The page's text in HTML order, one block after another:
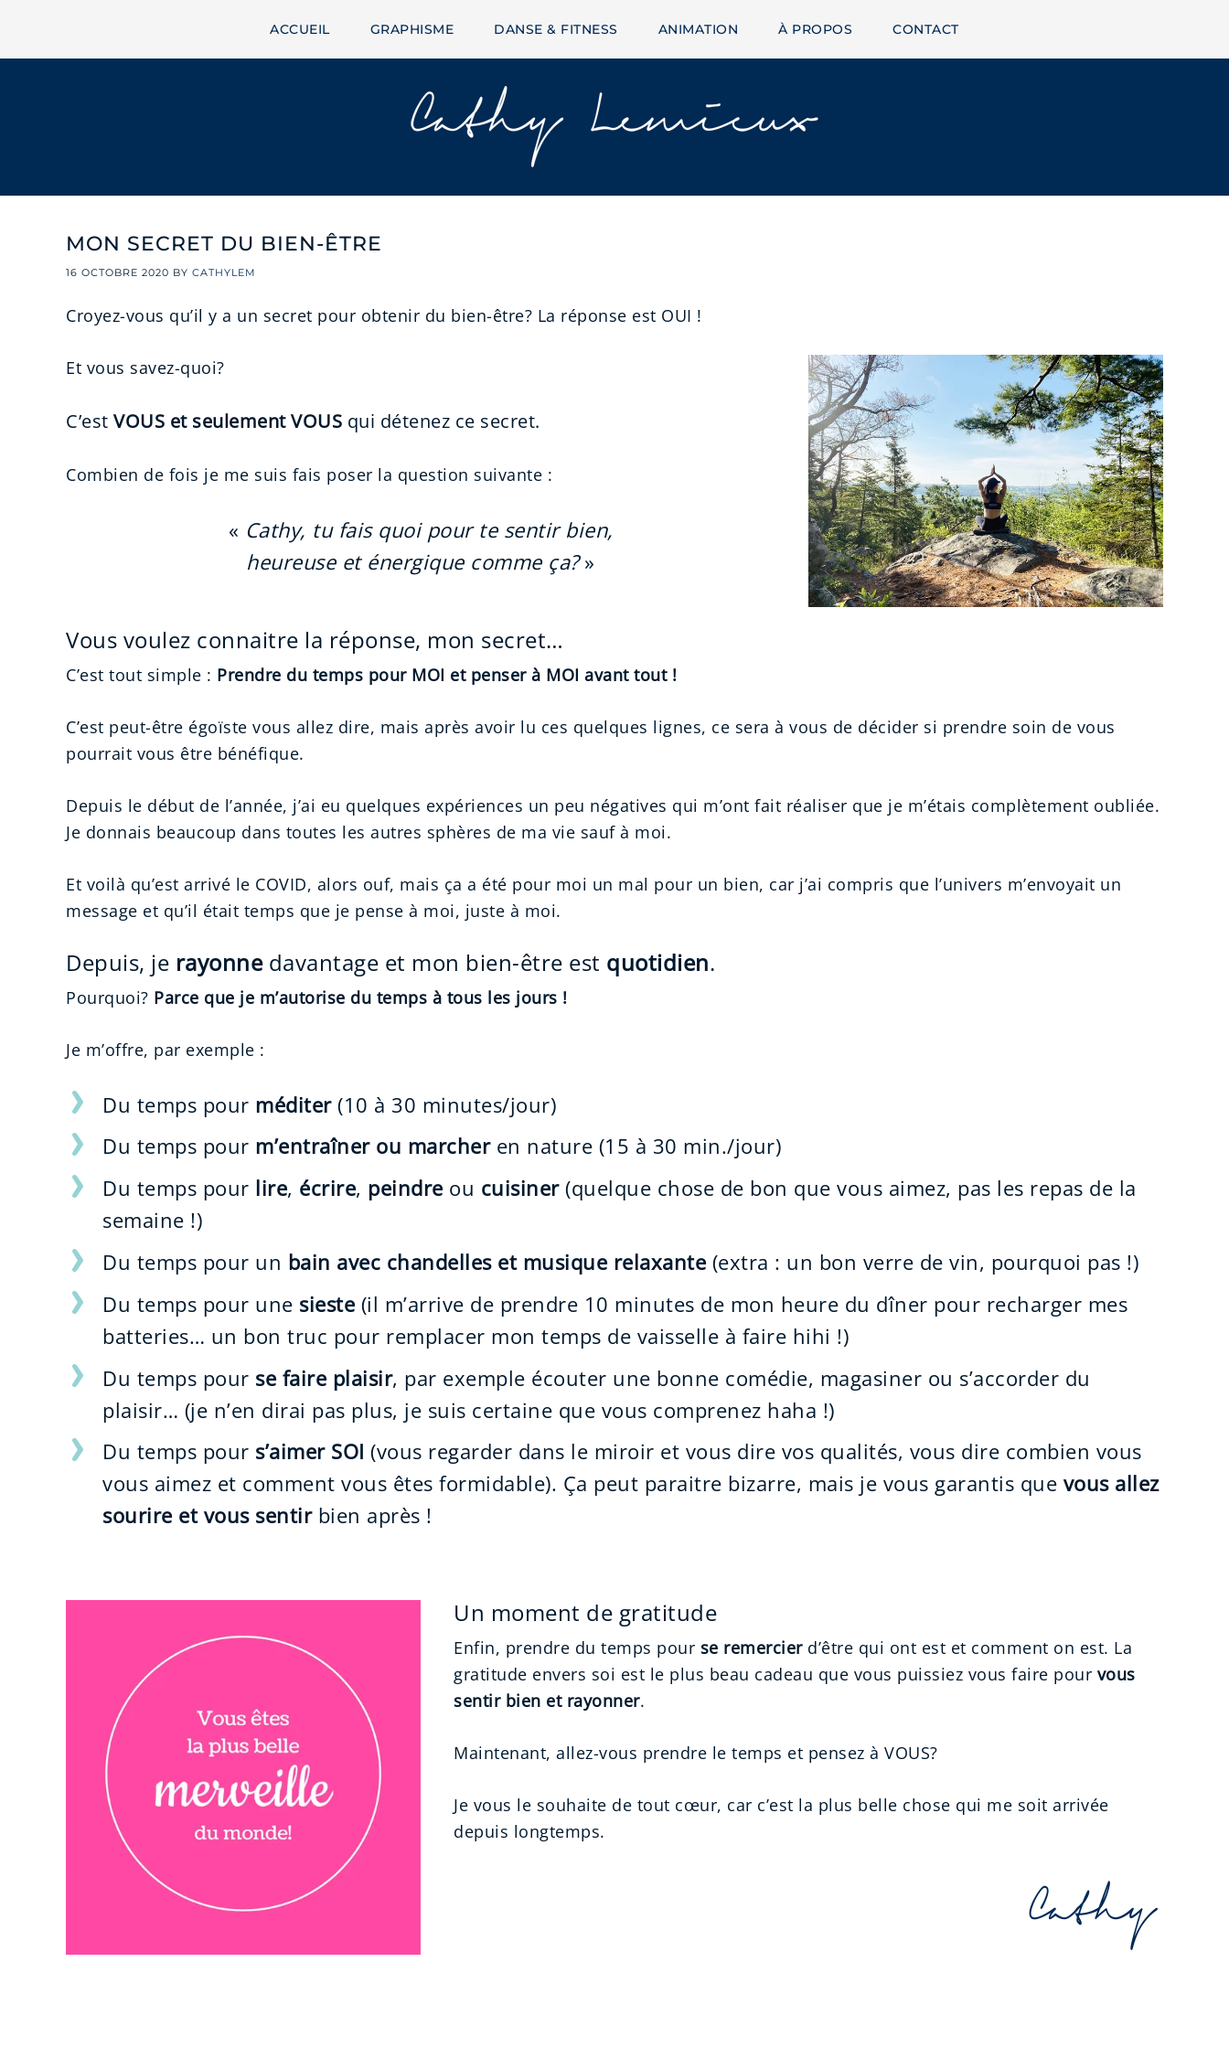
ACCUEIL GRAPHISME DANSE & FITNESS ANIMATION À PROPOS CONTACT
MON SECRET DU BIEN-ÊTRE
16 OCTOBRE 2020 BY CATHYLEM
Croyez-vous qu’il y a un secret pour obtenir du bien-être? La réponse est OUI !
Et vous savez-quoi?
C’est VOUS et seulement VOUS qui détenez ce secret.
Combien de fois je me suis fais poser la question suivante :
« Cathy, tu fais quoi pour te sentir bien,
heureuse et énergique comme ça?»
Vous voulez connaitre la réponse, mon secret…
C’est tout simple : Prendre du temps pour MOI et penser à MOI avant tout !
C’est peut-être égoïste vous allez dire, mais après avoir lu ces quelques lignes, ce sera à vous de décider si prendre soin de vous
pourrait vous être bénéfique.
Depuis le début de l’année, j’ai eu quelques expériences un peu négatives qui m’ont fait réaliser que je m’étais complètement oubliée.
Je donnais beaucoup dans toutes les autres sphères de ma vie sauf à moi.
Et voilà qu’est arrivé le COVID, alors ouf, mais ça a été pour moi un mal pour un bien, car j’ai compris que l’univers m’envoyait un
message et qu’il était temps que je pense à moi, juste à moi.
Depuis, je rayonnedavantage et mon bien-être est quotidien.
Pourquoi? Parce que je m’autorise du temps à tous les jours !
Je m’offre, par exemple :
Du temps pour méditer(10 à 30 minutes/jour)
Du temps pour m’entraîner ou marcheren nature (15 à 30 min./jour)
Du temps pour lire, écrire, peindre ou cuisiner(quelque chose de bon que vous aimez, pas les repas de la
semaine !)
Du temps pour un bain avec chandelles et musique relaxante (extra : un bon verre de vin, pourquoi pas !)
Du temps pour une sieste (il m’arrive de prendre 10 minutes de mon heure du dîner pour recharger mes
batteries… un bon truc pour remplacer mon temps de vaisselle à faire hihi !)
Du temps pour se faire plaisir, par exemple écouter une bonne comédie, magasiner ou s’accorder du
plaisir… (je n’en dirai pas plus, je suis certaine que vous comprenez haha !)
Du temps pour s’aimer SOI (vous regarder dans le miroir et vous dire vos qualités, vous dire combien vous
vous aimez et comment vous êtes formidable). Ça peut paraitre bizarre, mais je vous garantis que vous allez
sourire et vous sentirbien après !
Un moment de gratitude
Enfin, prendre du temps pour se remercierd’être qui ont est et comment on est. La
gratitude envers soi est le plus beau cadeau que vous puissiez vous faire pour vous
sentir bien et rayonner.
Maintenant, allez-vous prendre le temps et pensez à VOUS?
Je vous le souhaite de tout cœur, car c’est la plus belle chose qui me soit arrivée
depuis longtemps.